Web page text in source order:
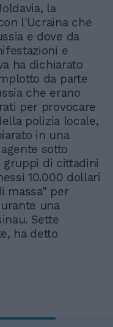
la
l'Ucraina che
e dove da
e
ha dichiarato
da parte
che erano
per provocare
polizia locale,
in una
sotto
di cittadini
10.000 dollari
massa" per
una
Sette
ha detto